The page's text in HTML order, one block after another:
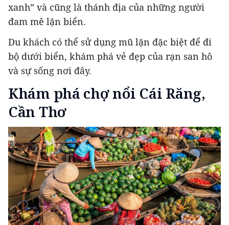
xanh” và cũng là thánh địa của những người
đam mê lặn biển.
Du khách có thể sử dụng mũ lặn đặc biệt để đi
bộ dưới biển, khám phá vẻ đẹp của rạn san hô
và sự sống nơi đây.
Khám phá chợ nổi Cái Răng,
Cần Thơ